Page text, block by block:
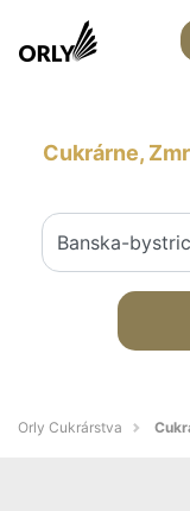
Cukrárne,
Orly Cukrárstva